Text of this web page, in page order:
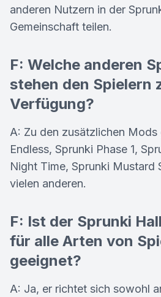
anderen Nutzern in der
Gemeinschaft teilen.
F: Welche anderen
stehen den Spielern
Verfügung?
A: Zu den zusätzlichen Mods
Endless, Sprunki Phase 1,
Night Time, Sprunki Mustard
vielen anderen.
F: Ist der Sprunki
für alle Arten von
geeignet?
A: Ja, er richtet sich sowohl